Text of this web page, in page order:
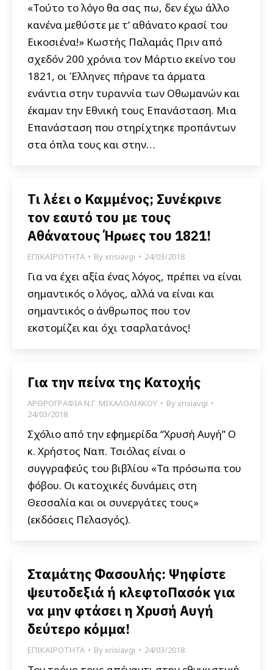
«Τούτο το λόγο θα σας πω, δεν έχω άλλο
κανένα μεθύστε με τ’ αθάνατο κρασί του
Εικοσιένα!» Κωστής Παλαμάς Πριν από
σχεδόν 200 χρόνια τον Μάρτιο εκείνο του
1821, οι Έλληνες πήρανε τα άρματα
ενάντια στην τυραννία των Οθωμανών και
έκαμαν την Εθνική τους Επανάσταση. Μια
Επανάσταση που στηρίχτηκε προπάντων
στα όπλα τους και στην…
Τι λέει ο Καμμένος; Συνέκρινε
τον εαυτό του με τους
Αθάνατους Ήρωες του 1821!
ΕΠΙΚΑΙΡΟΤΗΤΑ Byxrisiavgi 24/03/2018
Για να έχει αξία ένας λόγος, πρέπει να είναι
σημαντικός ο λόγος, αλλά να είναι και
σημαντικός ο άνθρωπος που τον
εκστομίζει και όχι τσαρλατάνος!
Για την πείνα της Κατοχής
ΑΡΘΡΟΓΡΑΦΙΑ Ν.Γ. ΜΙΧΑΛΟΛΙΑΚΟΥ Byxrisiavgi
24/03/2018
Σχόλιο από την εφημερίδα “Χρυσή Αυγή” Ο
κ. Χρήστος Ναπ. Τσιόλας είναι ο
συγγραφεύς του βιβλίου «Τα πρόσωπα του
φόβου. Οι κατοχικές δυνάμεις στη
Θεσσαλία και οι συνεργάτες τους»
(εκδόσεις Πελασγός).
Σταμάτης Φασουλής: Ψηφίστε
ψευτοδεξιά ή κλεφτοΠασόκ για
να μην φτάσει η Χρυσή Αυγή
δεύτερο κόμμα!
ΕΠΙΚΑΙΡΟΤΗΤΑ Byxrisiavgi 24/03/2018